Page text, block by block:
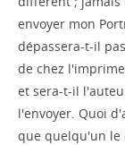
envoyer mon
dépassera-t-il
de chez
et sera-t-il
l'envoyer. Quoi
que quelqu'un le